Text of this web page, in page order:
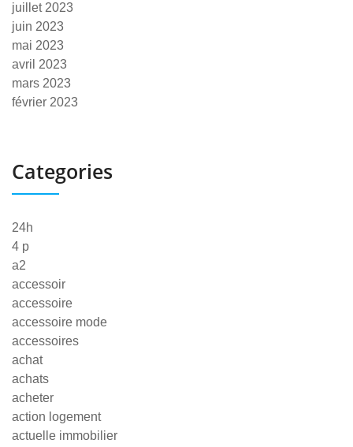
juillet 2023
juin 2023
mai 2023
avril 2023
mars 2023
février 2023
Categories
24h
4 p
a2
accessoir
accessoire
accessoire mode
accessoires
achat
achats
acheter
action logement
actuelle immobilier